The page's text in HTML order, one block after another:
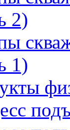
2)
1)